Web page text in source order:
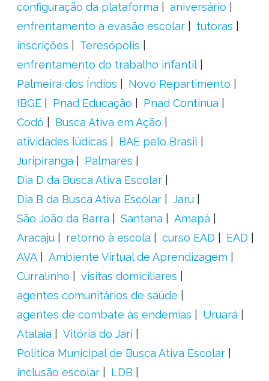
configuração da plataforma
aniversário
enfrentamento à evasão escolar
tutoras
inscrições
Teresópolis
enfrentamento do trabalho infantil
Palmeira dos Índios
Novo Repartimento
IBGE
Pnad Educação
Pnad Contínua
Codó
Busca Ativa em Ação
atividades lúdicas
BAE pelo Brasil
Juripiranga
Palmares
Dia D da Busca Ativa Escolar
Dia B da Busca Ativa Escolar
Jaru
São João da Barra
Santana
Amapá
Aracaju
retorno à escola curso EAD
EAD
AVA
Ambiente Virtual de Aprendizagem
Curralinho
visitas domiciliares
agentes comunitários de saúde
agentes de combate às endemias
Uruará
Atalaia
Vitória do Jari
Política Municipal de Busca Ativa Escolar
inclusão escolar
LDB